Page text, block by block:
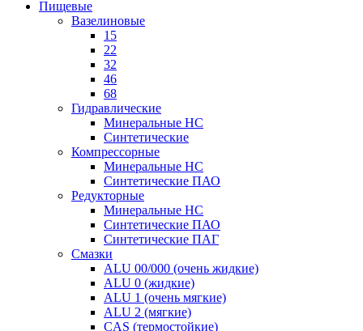
Пищевые
Вазелиновые
15
22
32
46
68
Гидравлические
Минеральные HC
Синтетические
Компрессорные
Минеральные HC
Синтетические ПАО
Редукторные
Минеральные HC
Синтетические ПАО
Синтетические ПАГ
Смазки
ALU 00/000 (очень жидкие)
ALU 0 (жидкие)
ALU 1 (очень мягкие)
ALU 2 (мягкие)
CAS (термостойкие)